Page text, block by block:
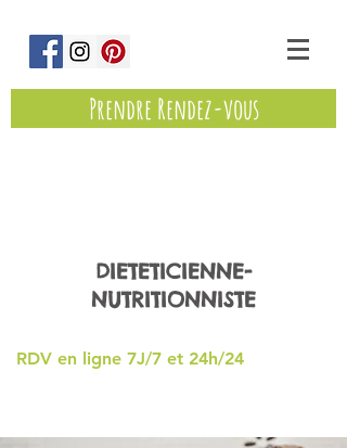
Prendre Rendez-vous
DIETETICIENNE-
NUTRITIONNISTE
RDV en ligne 7J/7 et 24h/24